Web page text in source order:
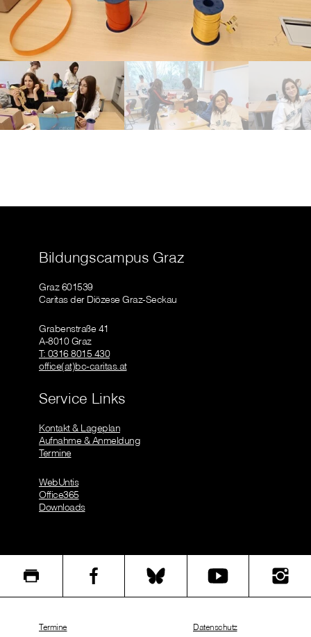
Bildungscampus Graz
Graz 601539
Caritas der Diözese Graz-Seckau
Grabenstraße 41
A-8010 Graz
T: 0316 8015 430
office(at)bc-caritas.at
Service Links
Kontakt & Lageplan
Aufnahme & Anmeldung
Termine
WebUntis
Office365
Downloads
Termine Datenschutz